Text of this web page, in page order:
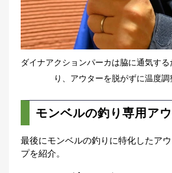
ダイナアクションパーカは脇に通気す
り、アウターを脱がずに温度
モンベルの釣り専用ア
最後にモンベルの釣りに特化したア
プを紹介。